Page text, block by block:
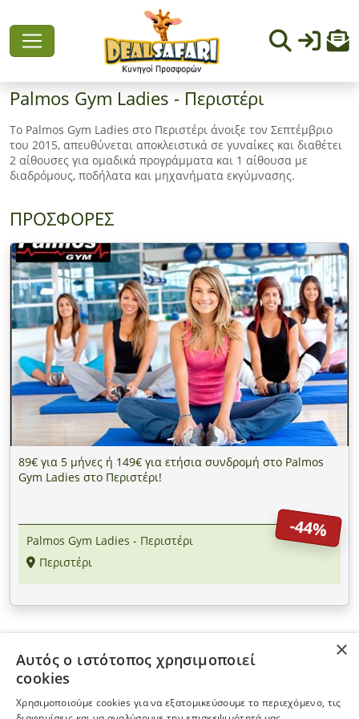
Palmos Gym Ladies - Περιστέρι
Το Palmos Gym Ladies στο Περιστέρι άνοιξε τον Σεπτέμβριο
του 2015, απευθύνεται αποκλειστικά σε γυναίκες και διαθέτει
2 αίθουσες για ομαδικά προγράμματα και 1 αίθουσα με
διαδρόμους, ποδήλατα και μηχανήματα εκγύμνασης.
ΠΡΟΣΦΟΡΕΣ
89€ για 5 μήνες ή 149€ για ετήσια συνδρομή στο Palmos
Gym Ladies στο Περιστέρι!
-44%
Palmos Gym Ladies - Περιστέρι
Περιστέρι
ΠΛΗΡΟΦΟΡΙΕΣ
Η ΕΤΑΙΡΕΙΑ
×
Αυτός ο ιστότοπος χρησιμοποιεί
cookies
Χρησιμοποιούμε cookies για να εξατομικεύσουμε το περιεχόμενο, τις